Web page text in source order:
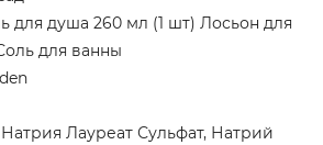
для душа 260 мл (1 шт) Лосьон для
для ванны
Натрия Лауреат Сульфат, Натрий